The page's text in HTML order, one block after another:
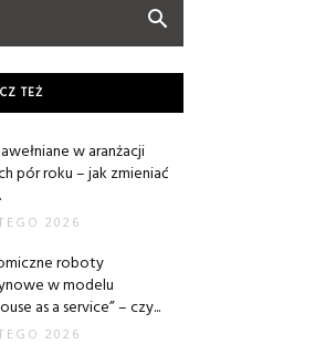
TEŻ
w aranżacji
pór roku – jak zmieniać
2026
roboty
w modelu
as a service” – czy...
2026